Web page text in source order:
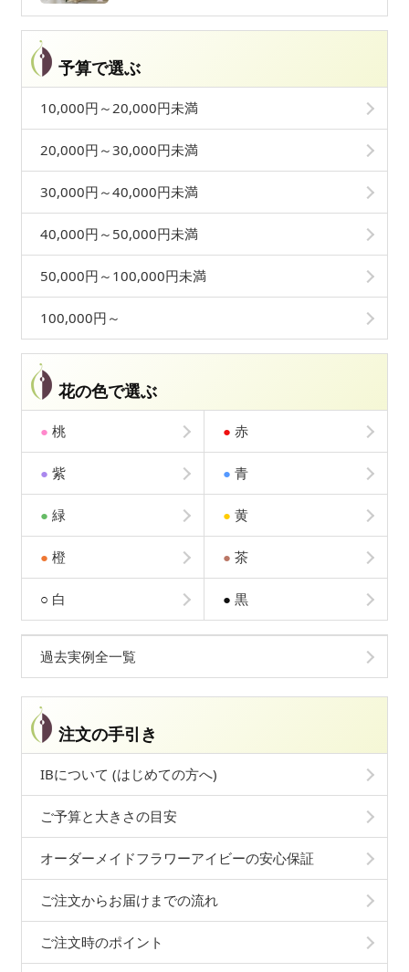
予算で選ぶ
10,000円～20,000円未満
20,000円～30,000円未満
30,000円～40,000円未満
40,000円～50,000円未満
50,000円～100,000円未満
100,000円～
花の色で選ぶ
● 桃 ● 赤
● 紫 ● 青
● 緑 ● 黄
● 橙 ● 茶
○ 白 ● 黒
過去実例全一覧
注文の手引き
IBについて (はじめての方へ)
ご予算と大きさの目安
オーダーメイドフラワーアイビーの安心保証
ご注文からお届けまでの流れ
ご注文時のポイント